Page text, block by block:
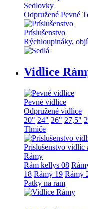
Sedlovky
Odpružené Pevné
Príslušenstvo
Rýchloupináky,
Vidlice
Pevné vidlice
Odpružené vidlice
20" 24" 26" 27,5"
Tlmiče
Príslušenstvo vidlíc
Rámy
Rám kellys 08
18 Rámy 19 Rámy
Patky na ram